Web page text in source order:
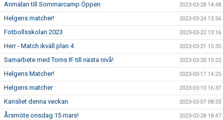
Anmälan till Sommarcamp Öppen 2023-03-28 14:48
Helgens matcher! 2023-03-24 13:56
Fotbollsskolan 2023 2023-03-22 13:16
Herr - Match ikväll plan 4 2023-03-21 15:35
Samarbete med Torns IF till nästa nivå! 2023-03-20 15:22
Helgens Matcher! 2023-03-17 14:25
Helgens matcher 2023-03-10 16:37
Kansliet denna veckan 2023-03-07 08:33
Årsmöte onsdag 15 mars! 2023-02-28 18:47